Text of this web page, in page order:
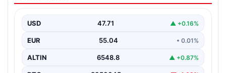
fiyatları
USD 47.71 ▲ +0.16%
EUR 55.04 • 0.01%
ALTIN 6548.8 ▲ +0.87%